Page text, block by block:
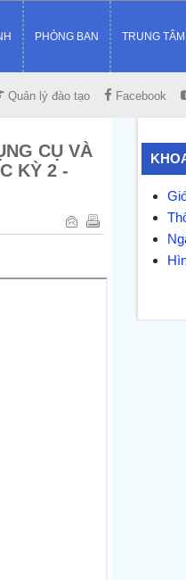
PHÒNG BAN TRUNG TÂM
Quản lý đào tạo Facebook
CỤ VÀ
KỲ 2 -